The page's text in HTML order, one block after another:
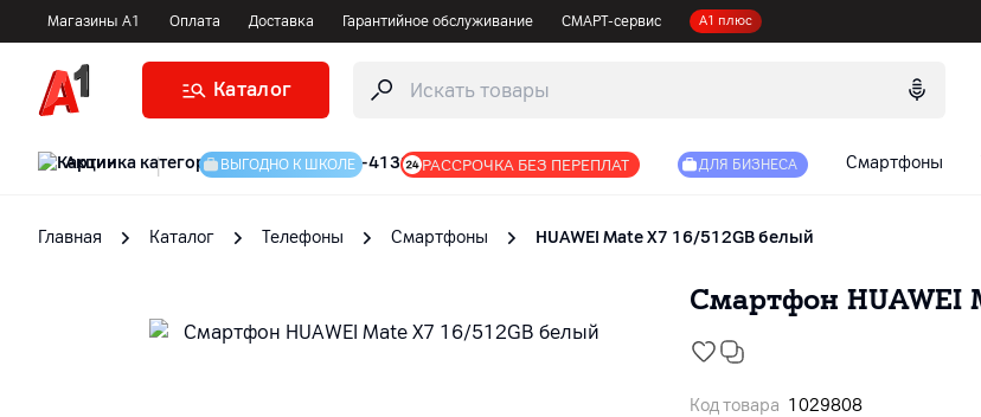
Магазины А1 Оплата Доставка Гарантийное обслуживание СМАРТ-сервис А1 плюс
Каталог
Акции | ВЫГОДНО К ШКОЛЕ РАССРОЧКА БЕЗ ПЕРЕПЛАТ ДЛЯ БИЗНЕСА Смартфоны
Главная Каталог Телефоны Смартфоны HUAWEI Mate X7 16/512GB белый
Смартфон HUAWEI
Код товара 1029808